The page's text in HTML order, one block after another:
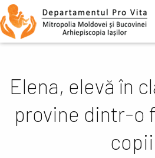
Mergi la conţinutul
Navigare
principală
Elena, elevă în
provine dintr-o
copii